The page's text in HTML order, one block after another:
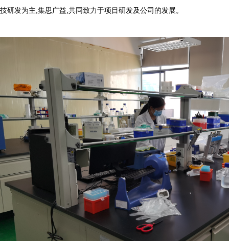
技研发为主,集思广益,共同致力于项目研发及公司的发展。